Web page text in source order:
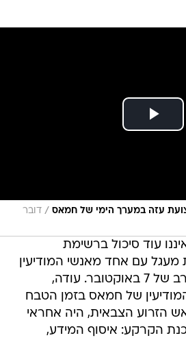
עזה במערך הימי של חמאס / דובר
עוד סיכול ברשימת
מעגל עם אחד מאנשי המודיעין
שבנו את תמונת הקרב של 7 באוקטובר. עודה,
של חמאס בזמן הטבח
הזרוע הצבאית, היה אחראי
הקרקע: איסוף המידע,